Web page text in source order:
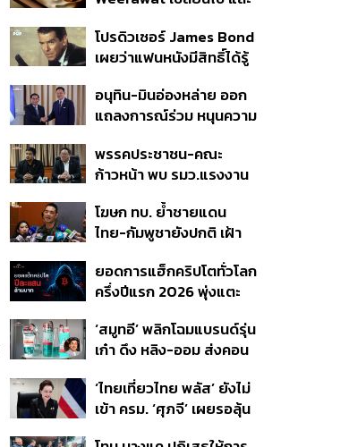
ไปอีกครั้ง
โปรดิวเซอร์ James Bond
เผยว่าแฟนหนังมีสิทธิ์ได้รู้
ปลายปีนี้
อนุทิน-มินอ่องหล่าย ออก
แถลงการณ์ร่วม หนุนความ
ปราบอาชญากรรมข้าม
ชาติ แก้ปัญหาหมอกควัน-
มลพิษทางน้ำ
พรรคประชาชน-คณะ
ก้าวหน้า พบ รมว.แรงงาน
เบอร์รีฟินแลนด์
โฆษก ทบ. ย้ำชายแดน
ไทย-กัมพูชายังปกติ เฝ้า
ไม่เสียเปรียบเวทีโลก หลัง
กัมพูชายื่น UN รับรอง
ยอดการแฮ็กคริปโตทั่วโลก
ครึ่งปีแรก 2026 พุ่งแตะ
‘สมูทอี’ พลิกโฉมแบรนด์รุ่น
เก๋า ดึง หลิง-ออม ส่งคอน
สกินแคร์ชะลอตัว
‘ไทยเที่ยวไทย พลัส’ ยังไม่
เข้า ครม. ‘ศุภจี’ เผยรอลุ้น